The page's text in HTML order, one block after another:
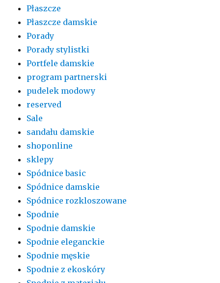
Płaszcze
Płaszcze damskie
Porady
Porady stylistki
Portfele damskie
program partnerski
pudelek modowy
reserved
Sale
sandału damskie
shoponline
sklepy
Spódnice basic
Spódnice damskie
Spódnice rozkloszowane
Spodnie
Spodnie damskie
Spodnie eleganckie
Spodnie męskie
Spodnie z ekoskóry